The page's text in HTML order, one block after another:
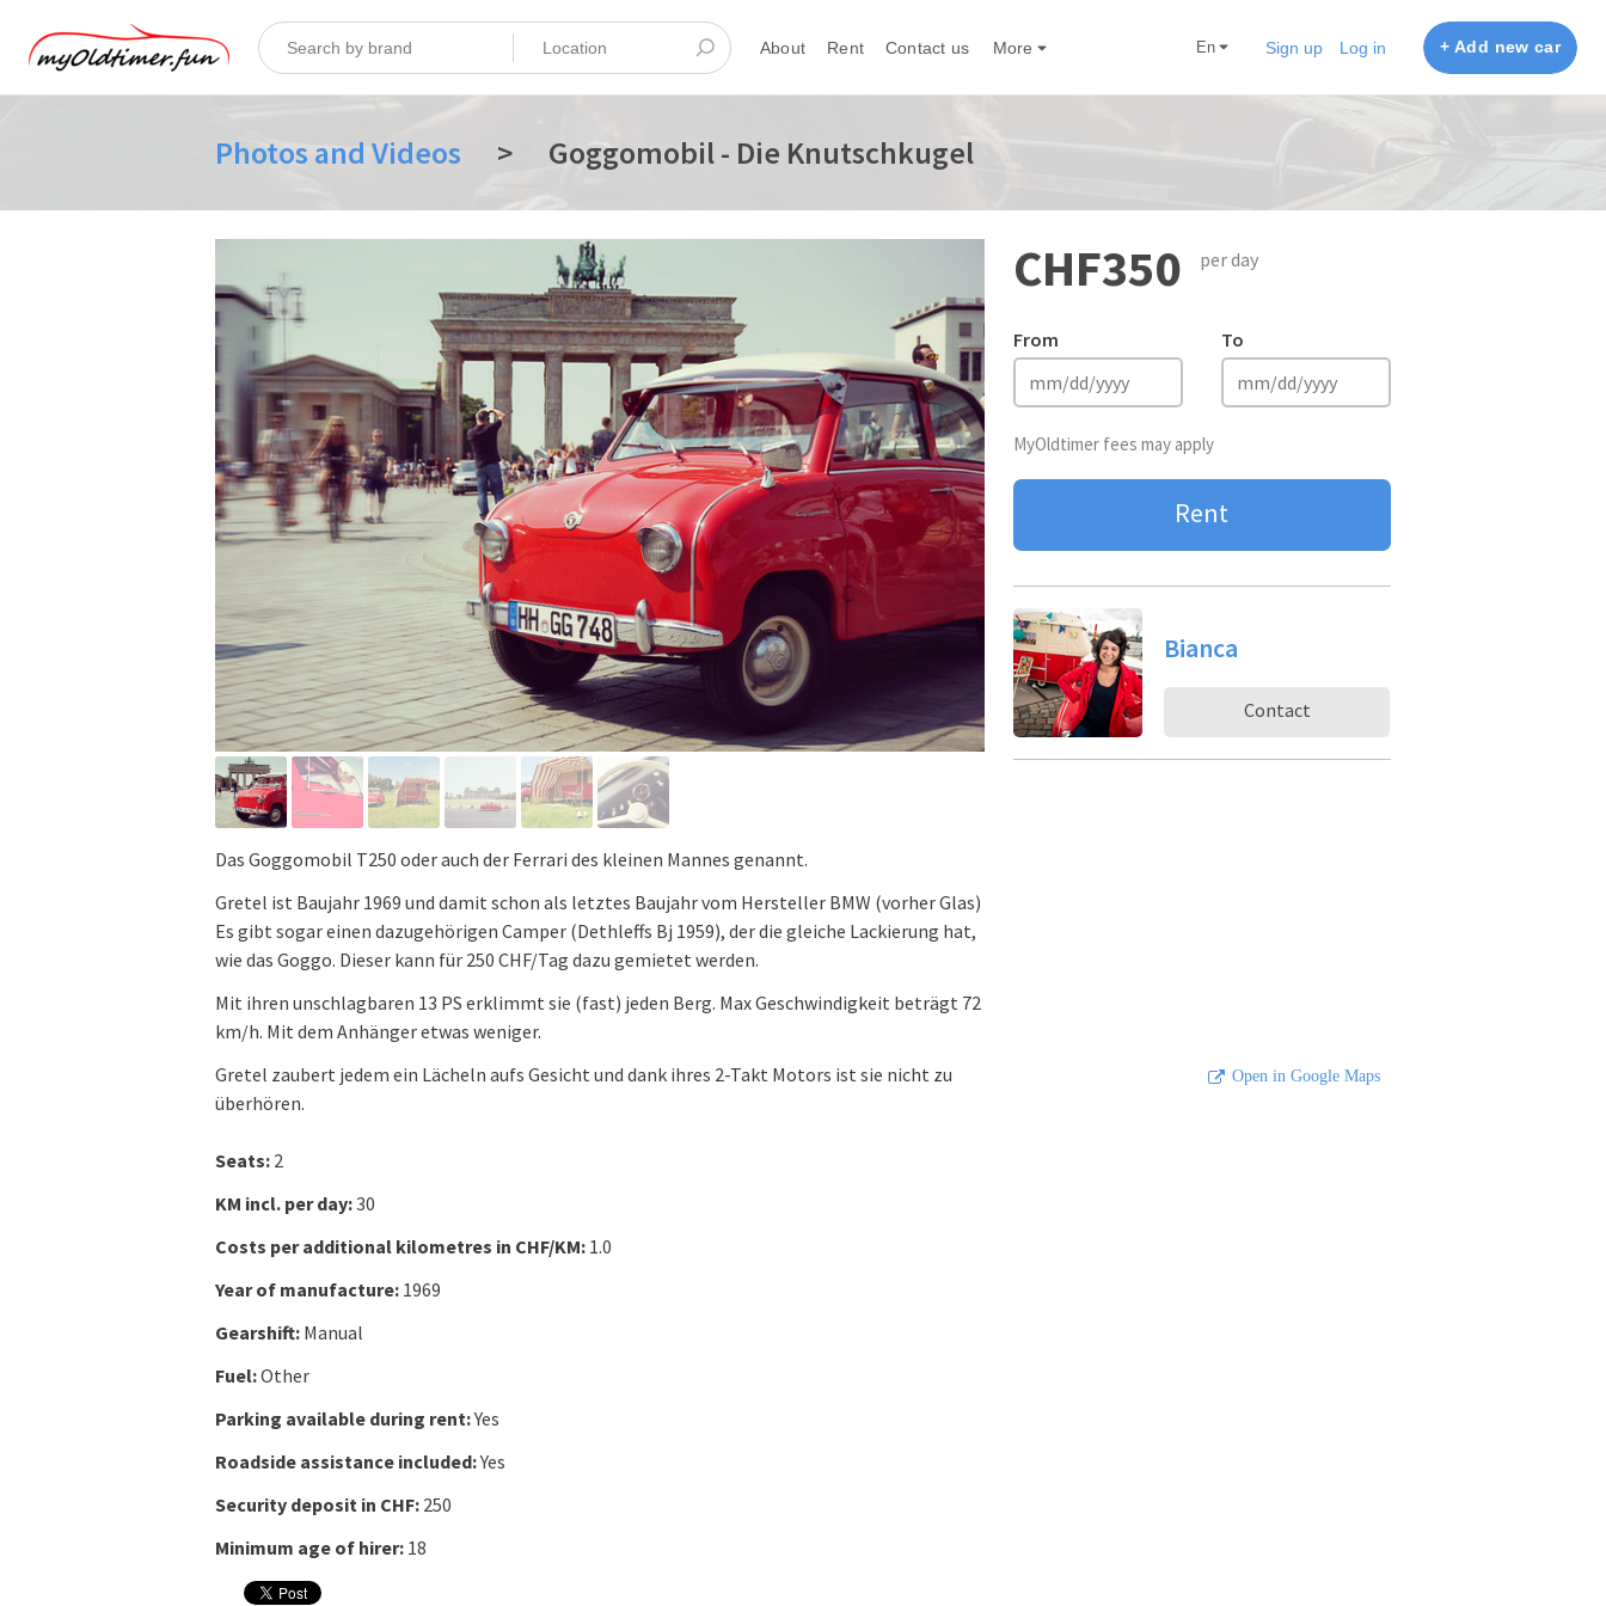
About Rent Contact us More en Sign up Log in + Add new car
Photos and Videos > Goggomobil - Die Knutschkugel
Das Goggomobil T250 oder auch der Ferrari des kleinen Mannes genannt.
Gretel ist Baujahr 1969 und damit schon als letztes Baujahr vom Hersteller BMW (vorher Glas)
Es gibt sogar einen dazugehörigen Camper (Dethleffs Bj 1959), der die gleiche Lackierung hat,
wie das Goggo. Dieser kann für 250 CHF/Tag dazu gemietet werden.
Mit ihren unschlagbaren 13 PS erklimmt sie (fast) jeden Berg. Max Geschwindigkeit beträgt 72
km/h. Mit dem Anhänger etwas weniger.
Gretel zaubert jedem ein Lächeln aufs Gesicht und dank ihres 2-Takt Motors ist sie nicht zu
überhören.
Seats: 2
KM incl. per day:30
Costs per additional kilometres in CHF/KM: 1.0
Year of manufacture: 1969
Gearshift: Manual
Fuel:Other
Parking available during rent:Yes
Roadside assistance included:Yes
Security deposit in CHF: 250
Minimum age of hirer: 18
CHF350 per day
From To
MyOldtimer fees may apply
Rent
Bianca
Contact
Open in Google Maps